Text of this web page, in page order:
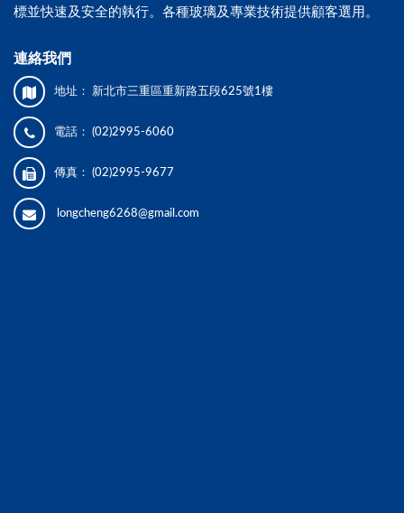
標並快速及安全的執行。各種玻璃及專業技術提供顧客選用。
連絡我們
地址： 新北市三重區重新路五段625號1樓
電話： (02)2995-6060
傳真： (02)2995-9677
longcheng6268@gmail.com